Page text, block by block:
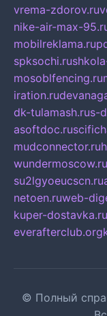
vrema-zdorov.ru
nike-air-max-
mobilreklama.ru
spksochi.ru
mosoblfencing.ru
iration.ru
dk-tulamash.rus-
asoftdoc.ru
mudconnector.ru
wundermoscow.ru
su2lgyoeucscn.ru
netoen.ruweb-
kuper-dostavka.ru
everafterclub.org
© Полный